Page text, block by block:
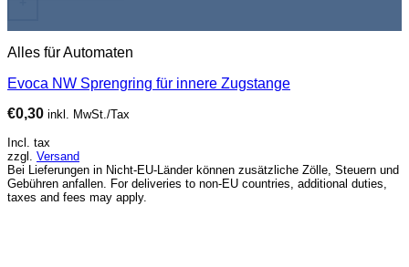
+
Alles für Automaten
Evoca NW Sprengring für innere Zugstange
€0,30 inkl. MwSt./Tax
Incl. tax
zzgl. Versand
Bei Lieferungen in Nicht-EU-Länder können zusätzliche Zölle, Steuern und
Gebühren anfallen. For deliveries to non-EU countries, additional duties,
taxes and fees may apply.